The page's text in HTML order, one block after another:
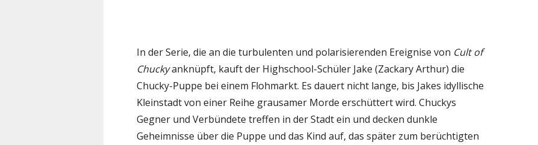
In der Serie, die an die turbulenten und polarisierenden Ereignise von Cult of
Chuckyanknüpft, kauft der Highschool-Schüler Jake (Zackary Arthur) die
Chucky-Puppe bei einem Flohmarkt. Es dauert nicht lange, bis Jakes idyllische
Kleinstadt von einer Reihe grausamer Morde erschüttert wird. Chuckys
Gegner und Verbündete treffen in der Stadt ein und decken dunkle
Geheimnisse über die Puppe und das Kind auf, das später zum berüchtigten